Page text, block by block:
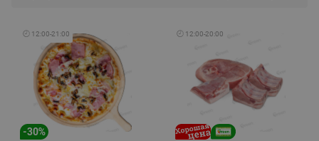
🕘 12:00-21:00
-30%
🕘 12:00-20:00